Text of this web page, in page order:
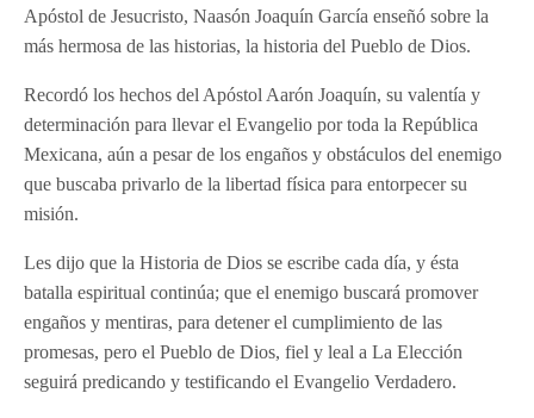
Apóstol de Jesucristo, Naasón Joaquín García enseñó sobre la
más hermosa de las historias, la historia del Pueblo de Dios.
Recordó los hechos del Apóstol Aarón Joaquín, su valentía y
determinación para llevar el Evangelio por toda la República
Mexicana, aún a pesar de los engaños y obstáculos del enemigo
que buscaba privarlo de la libertad física para entorpecer su
misión.
Les dijo que la Historia de Dios se escribe cada día, y ésta
batalla espiritual continúa; que el enemigo buscará promover
engaños y mentiras, para detener el cumplimiento de las
promesas, pero el Pueblo de Dios, fiel y leal a La Elección
seguirá predicando y testificando el Evangelio Verdadero.